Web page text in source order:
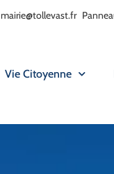
mairie@tollevast.fr
Vie Citoyenne